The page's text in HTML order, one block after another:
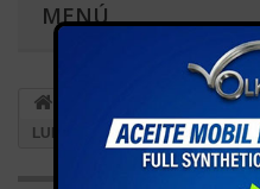
MENÚ
ACCESORIOS EXTERIOR
LUPO